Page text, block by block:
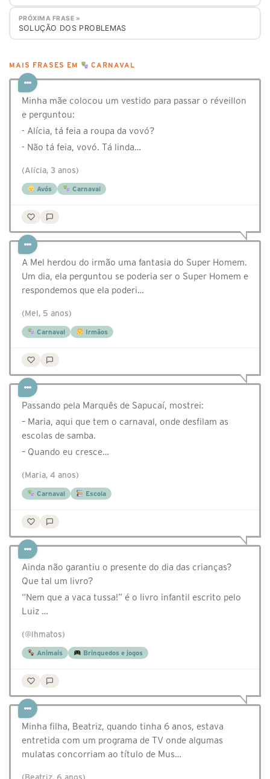
PRÓXIMA FRASE »
SOLUÇÃO DOS PROBLEMAS
MAIS FRASES EM CARNAVAL
Minha mãe colocou um vestido para passar o réveillon
e perguntou:
- Alícia, tá feia a roupa da vovó?
- Não tá feia, vovó. Tá linda…
(Alícia, 3 anos)
Avós Carnaval
A Mel herdou do irmão uma fantasia do Super Homem.
Um dia, ela perguntou se poderia ser o Super Homem e
respondemos que ela poderi…
(Mel, 5 anos)
Carnaval Irmãos
Passando pela Marquês de Sapucaí, mostrei:
– Maria, aqui que tem o carnaval, onde desfilam as
escolas de samba.
– Quando eu cresce…
(Maria, 4 anos)
Carnaval Escola
Ainda não garantiu o presente do dia das crianças?
Que tal um livro?
“Nem que a vaca tussa!” é o livro infantil escrito pelo
Luiz …
(@lhmatos)
Animais Brinquedos e jogos
Minha filha, Beatriz, quando tinha 6 anos, estava
entretida com um programa de TV onde algumas
mulatas concorriam ao título de Mus…